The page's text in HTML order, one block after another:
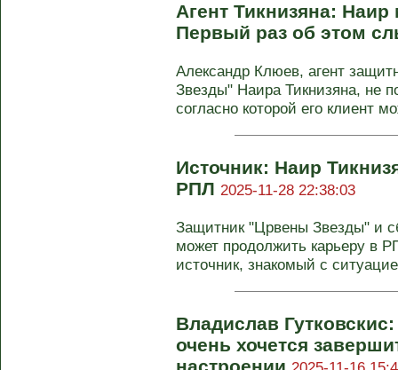
Агент Тикнизяна:
Первый раз об этом
Александр Клюев, агент
Звезды" Наира Тикнизяна, не
согласно которой его клиент
Источник: Наир
РПЛ 2025-11-28 22:38:03
Защитник "Црвены Звезды" и
может продолжить карьеру в
источник, знакомый с
Владислав
очень хочется